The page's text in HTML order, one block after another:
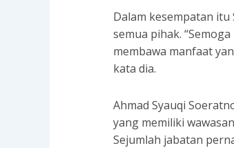
Dalam kesempatan
semua pihak.
membawa manfaat
kata dia.
Ahmad Syauqi
yang memiliki
Sejumlah jabatan